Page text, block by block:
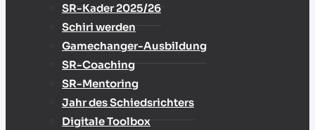
SR-Kader 2025/26
Schiri werden
Gamechanger-Ausbildung
SR-Coaching
SR-Mentoring
Jahr des Schiedsrichters
Digitale Toolbox